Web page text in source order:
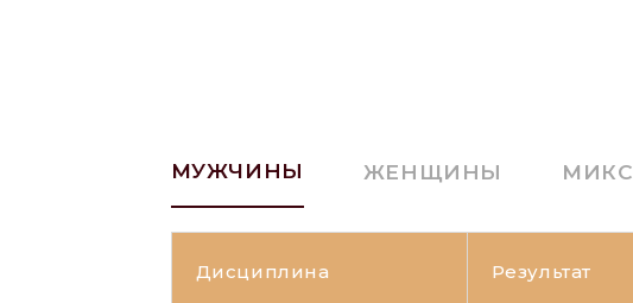
МУЖЧИНЫ ЖЕНЩИНЫ МИКС
Дисциплина Результат